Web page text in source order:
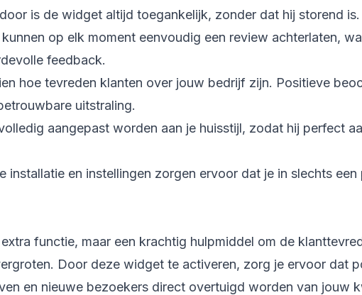
is de widget altijd toegankelijk, zonder dat hij storend is.
kunnen op elk moment eenvoudig een review achterlaten,
feedback.
hoe tevreden klanten over jouw bedrijf zijn. Positieve
uitstraling.
aangepast worden aan je huisstijl, zodat hij perfect
installatie en instellingen zorgen ervoor dat je in slechts een
extra functie, maar een krachtig hulpmiddel om de
Door deze widget te activeren, zorg je ervoor dat
en nieuwe bezoekers direct overtuigd worden van jouw